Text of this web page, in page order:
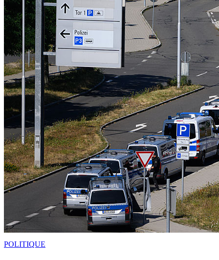
POLITIQUE